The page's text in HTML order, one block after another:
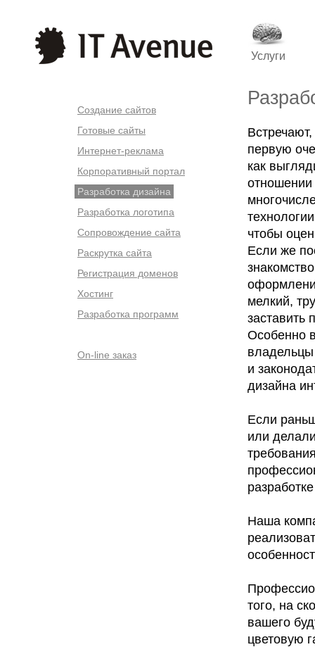
Услуги
Создание сайтов
Готовые сайты
Интернет-реклама
Корпоративный портал
Разработка дизайна
Разработка логотипа
Сопровождение сайта
Раскрутка сайта
Регистрация доменов
Хостинг
Разработка программ
On-line заказ
первую
как
отношении
чтобы
Если же
мелкий,
заставить
Особенно
и
дизайна
Если
или
Наша
того, на
вашего
цветовую